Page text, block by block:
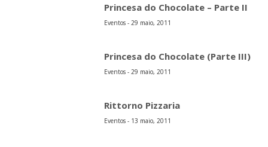
Princesa do Chocolate – Parte II
Eventos - 29 maio, 2011
Princesa do Chocolate (Parte III)
Eventos - 29 maio, 2011
Rittorno Pizzaria
Eventos - 13 maio, 2011